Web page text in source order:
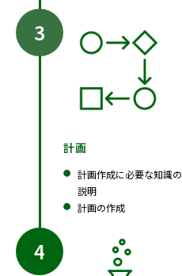
計画
計画作成に必要な知識の
説明
計画の作成